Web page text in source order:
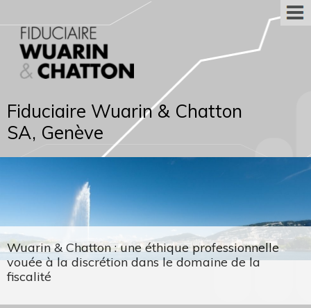
Fiduciaire Wuarin & Chatton
SA, Genève
Wuarin & Chatton : une éthique professionnelle
vouée à la discrétion dans le domaine de la
fiscalité